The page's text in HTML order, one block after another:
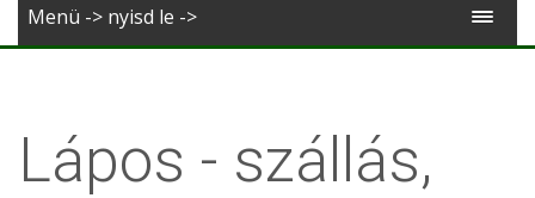
Deutsch
Menü -> nyisd le ->
Lápos - szállás,